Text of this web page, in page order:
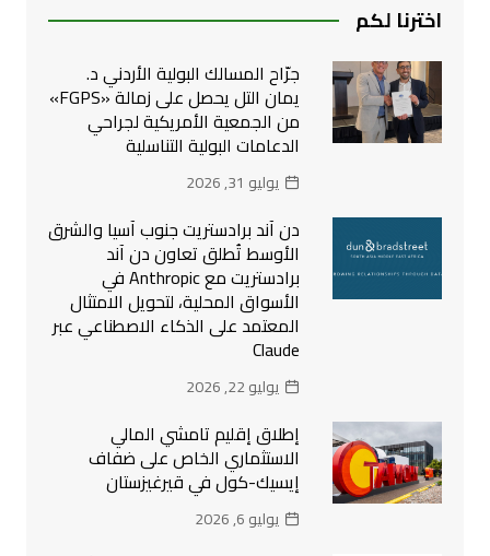
اخترنا لكم
جرّاح المسالك البولية الأردني د.
يمان التل يحصل على زمالة «FGPS»
من الجمعية الأمريكية لجراحي
الدعامات البولية التناسلية
يوليو 31, 2026
دن آند برادستريت جنوب آسيا والشرق
الأوسط تُطلق تعاون دن آند
برادستريت مع Anthropic في
الأسواق المحلية، لتحويل الامتثال
المعتمد على الذكاء الاصطناعي عبر
Claude
يوليو 22, 2026
إطلاق إقليم تامشي المالي
الاستثماري الخاص على ضفاف
إيسيك-كول في قيرغيزستان
يوليو 6, 2026